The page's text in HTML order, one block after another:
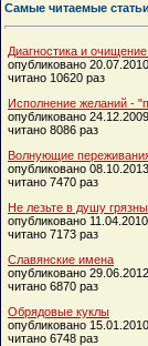
Самые читаемые
Диагностика и
опубликовано 20.07.2010
читано 10620 раз
Исполнение желаний -
опубликовано 24.12.2009
читано 8086 раз
Волнующие
опубликовано 08.10.2013
читано 7470 раз
Не лезьте в душу
опубликовано 11.04.2010
читано 7173 раз
Славянские имена
опубликовано 29.06.2012
читано 6870 раз
Обрядовые куклы
опубликовано 15.01.2010
читано 6748 раз